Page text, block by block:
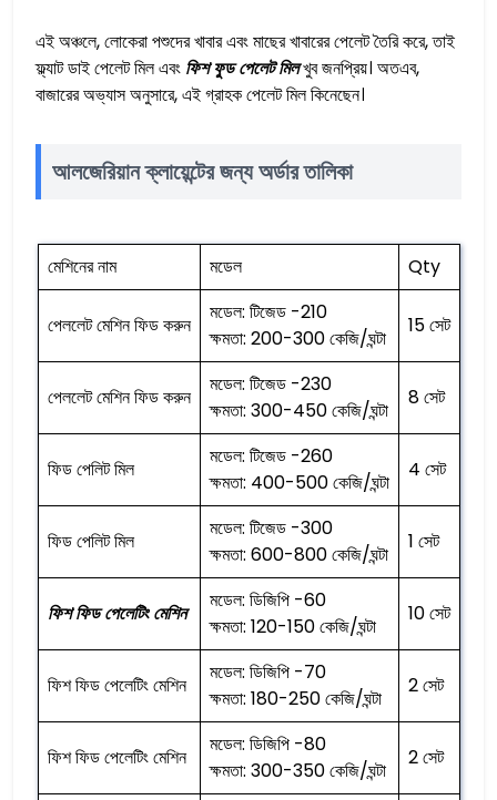
এই অঞ্চলে, লোকেরা পশুদের খাবার এবং মাছের খাবারের পেলেট তৈরি করে, তাই
ফ্ল্যাট ডাই পেলেট মিল এবং ফিশ ফুড পেলেট মিলখুব জনপ্রিয়। অতএব,
বাজারের অভ্যাস অনুসারে, এই গ্রাহক পেলেট মিল কিনেছেন।
আলজেরিয়ান ক্লায়েন্টের জন্য অর্ডার তালিকা
মেশিনের নাম মডেল Qty
পেললেট মেশিন ফিড করুন
মডেল: টিজেড -210
ক্ষমতা: 200-300 কেজি/ঘন্টা
15 সেট
পেললেট মেশিন ফিড করুন
মডেল: টিজেড -230
ক্ষমতা: 300-450 কেজি/ঘন্টা
8 সেট
ফিড পেলিট মিল
মডেল: টিজেড -260
ক্ষমতা: 400-500 কেজি/ঘন্টা
4 সেট
ফিড পেলিট মিল
মডেল: টিজেড -300
ক্ষমতা: 600-800 কেজি/ঘন্টা
1 সেট
ফিশ ফিড পেলেটিং মেশিন
মডেল: ডিজিপি -60
ক্ষমতা: 120-150 কেজি/ঘন্টা
10 সেট
ফিশ ফিড পেলেটিং মেশিন
মডেল: ডিজিপি -70
ক্ষমতা: 180-250 কেজি/ঘন্টা
2 সেট
ফিশ ফিড পেলেটিং মেশিন
মডেল: ডিজিপি -80
ক্ষমতা: 300-350 কেজি/ঘন্টা
2 সেট